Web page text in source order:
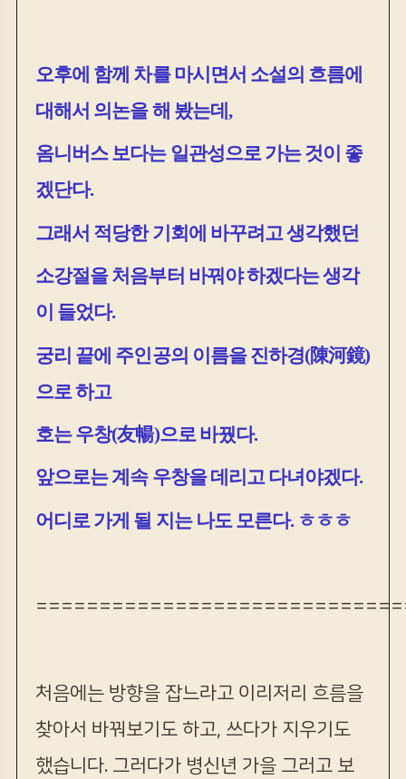
오후에 함께 차를 마시면서 소설의 흐름에
대해서 의논을 해 봤는데 ,
옴니버스 보다는 일관성으로 가는 것이 좋
겠단다.
그래서 적당한 기회에 바꾸려고 생각했던
소강절을 처음부터 바꿔야 하겠다는 생각
이 들었다.
궁리 끝에 주인공의 이름을 진하경(陳河鏡)
으로 하고
호는 우창(友暢)으로 바꿨다.
앞으로는 계속 우창을 데리고 다녀야겠다.
어디로 가게 될 지는 나도 모른다. ㅎㅎㅎ
처음에는 방향을 잡느라고 이리저리 흐름을
찾아서 바꿔보기도 하고, 쓰다가 지우기도
했습니다. 그러다가 병신년 가을 그러고 보